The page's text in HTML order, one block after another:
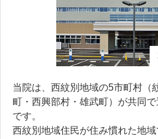
当院は、西紋別地域の5市町村（
町・西興部村・雄武町）が共同
です。
西紋別地域住民が住み慣れた地